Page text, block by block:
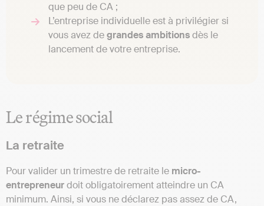
que peu de CA ;
L’entreprise individuelle est à privilégier si
vous avez degrandesambitionsdès le
lancement de votre entreprise.
Le régime social
La retraite
Pour valider un trimestre de retraite le micro-
entrepreneurdoit obligatoirement atteindre un CA
minimum. Ainsi, si vous ne déclarez pas assez de CA,